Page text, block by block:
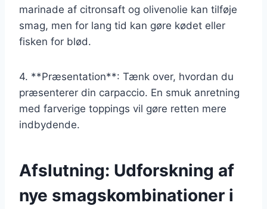
marinade af citronsaft og olivenolie kan tilføje
smag, men for lang tid kan gøre kødet eller
fisken for blød.
4. **Præsentation**: Tænk over, hvordan du
præsenterer din carpaccio. En smuk anretning
med farverige toppings vil gøre retten mere
indbydende.
Afslutning: Udforskning af
nye smagskombinationer i